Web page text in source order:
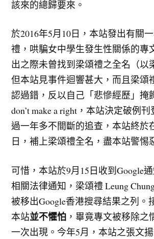
該來的總歸要來。
於2016年5月10日，本站發出有關
禮，哄騙女中學生發生性關係的專
出之際未曾找到梁頌禮之全名（以
但本站見事件迴響甚大，而且梁頌
認過錯，反以自己「悲慘經歷」掩
don’t make a right，本站決定破例
過一年多不間斷的追查，本站終於
日，補上梁頌禮全名，盡本站警惕
可惜，本站於9月15日收到Google
相關法律通知，梁頌禮 Leung
被移出Google香港搜尋結果之列。
本站並不懼怕 ，畢竟專文被移除之
一次出現。今年5月，本站之張文揚